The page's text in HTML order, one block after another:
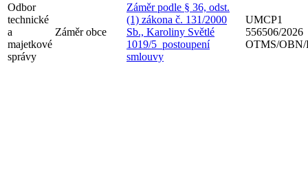
Odbor
technické
a
majetkové
správy
Záměr obce
Záměr podle § 36, odst.
(1) zákona č. 131/2000
Sb., Karoliny Světlé
1019/5_postoupení
smlouvy
UMCP1
556506/2026
OTMS/